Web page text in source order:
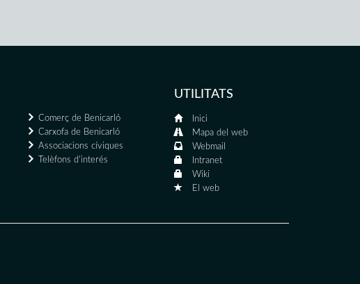
Comerç de Benicarló
Carxofa de Benicarló
Associacions cíviques
Telèfons d'interés
UTILITATS
Inici
Mapa del web
Webmail
Intranet
Wiki
El web